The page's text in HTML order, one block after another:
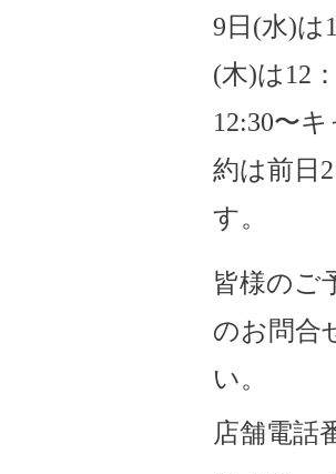
9日(水)は
(木)は12
12:30〜
約は前日
す。
皆様のご
のお問合
い。
店舗電話